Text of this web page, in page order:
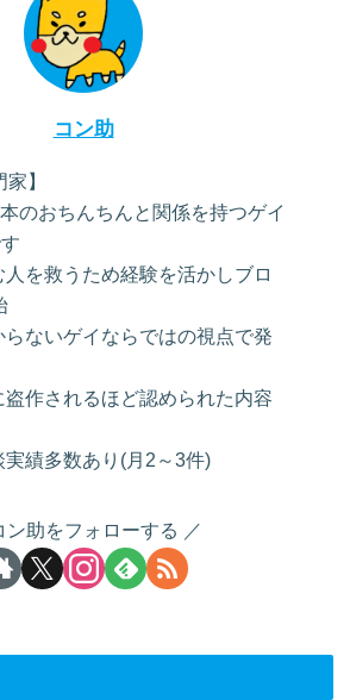
コン助
】
のおちんちんと関係を持つゲイ
を救うため経験を活かしブロ
ないゲイならではの視点で発
作されるほど認められた内容
績多数あり(月2～3件)
ン助をフォローする